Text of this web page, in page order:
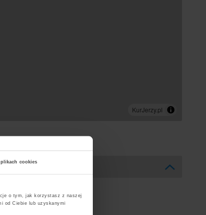
plikach cookies
o tym, jak korzystasz z naszej
od Ciebie lub uzyskanymi